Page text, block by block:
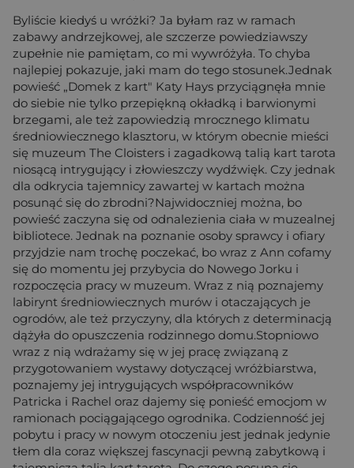
Byliście kiedyś u wróżki? Ja byłam raz w ramach
zabawy andrzejkowej, ale szczerze powiedziawszy
zupełnie nie pamiętam, co mi wywróżyła. To chyba
najlepiej pokazuje, jaki mam do tego stosunek.Jednak
powieść „Domek z kart" Katy Hays przyciągnęła mnie
do siebie nie tylko przepiękną okładką i barwionymi
brzegami, ale też zapowiedzią mrocznego klimatu
średniowiecznego klasztoru, w którym obecnie mieści
się muzeum The Cloisters i zagadkową talią kart tarota
niosącą intrygujący i złowieszczy wydźwięk. Czy jednak
dla odkrycia tajemnicy zawartej w kartach można
posunąć się do zbrodni?Najwidoczniej można, bo
powieść zaczyna się od odnalezienia ciała w muzealnej
bibliotece. Jednak na poznanie osoby sprawcy i ofiary
przyjdzie nam trochę poczekać, bo wraz z Ann cofamy
się do momentu jej przybycia do Nowego Jorku i
rozpoczęcia pracy w muzeum. Wraz z nią poznajemy
labirynt średniowiecznych murów i otaczających je
ogrodów, ale też przyczyny, dla których z determinacją
dążyła do opuszczenia rodzinnego domu.Stopniowo
wraz z nią wdrażamy się w jej pracę związaną z
przygotowaniem wystawy dotyczącej wróżbiarstwa,
poznajemy jej intrygujących współpracowników
Patricka i Rachel oraz dajemy się ponieść emocjom w
ramionach pociągającego ogrodnika. Codzienność jej
pobytu i pracy w nowym otoczeniu jest jednak jedynie
tłem dla coraz większej fascynacji pewną zabytkową i